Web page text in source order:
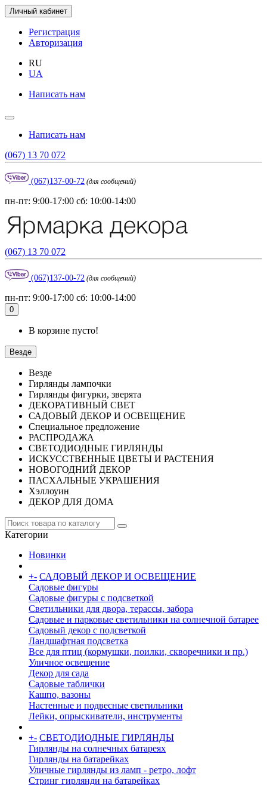
Личный кабинет
Регистрация
Авторизация
RU
UA
Написать нам
Написать нам
(067) 13 70 072
(067)137-00-72 (для сообщений)
пн-пт: 9:00-17:00 сб: 10:00-14:00
(067) 13 70 072
(067)137-00-72 (для сообщений)
пн-пт: 9:00-17:00 сб: 10:00-14:00
0
В корзине пусто!
Везде
Везде
Гирлянды лампочки
Гирлянды фигурки, зверята
ДЕКОРАТИВНЫЙ СВЕТ
САДОВЫЙ ДЕКОР И ОСВЕЩЕНИЕ
Специальное предложение
РАСПРОДАЖА
СВЕТОДИОДНЫЕ ГИРЛЯНДЫ
ИСКУССТВЕННЫЕ ЦВЕТЫ И РАСТЕНИЯ
НОВОГОДНИЙ ДЕКОР
ПАСХАЛЬНЫЕ УКРАШЕНИЯ
Хэллоуин
ДЕКОР ДЛЯ ДОМА
Категории
Новинки
+- САДОВЫЙ ДЕКОР И ОСВЕЩЕНИЕ
Садовые фигуры
Садовые фигуры с подсветкой
Светильники для двора, терассы, забора
Садовые и парковые светильники на солнечной батарее
Садовый декор с подсветкой
Ландшафтная подсветка
Все для птиц (кормушки, поилки, скворечники и пр.)
Уличное освещение
Декор для сада
Садовые таблички
Кашпо, вазоны
Настенные и подвесные светильники
Лейки, опрыскиватели, инструменты
+- СВЕТОДИОДНЫЕ ГИРЛЯНДЫ
Гирлянды на солнечных батареях
Гирлянды на батарейках
Уличные гирлянды из ламп - ретро, лофт
Стринг гирлянди на батарейках